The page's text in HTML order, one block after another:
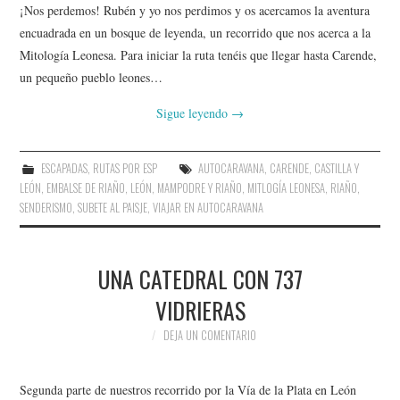
¡Nos perdemos! Rubén y yo nos perdimos y os acercamos la aventura
encuadrada en un bosque de leyenda, un recorrido que nos acerca a la
Mitología Leonesa. Para iniciar la ruta tenéis que llegar hasta Carende,
un pequeño pueblo leones…
Sigue leyendo →
ESCAPADAS, RUTAS POR ESP AUTOCARAVANA, CARENDE, CASTILLA Y
LEÓN, EMBALSE DE RIAÑO, LEÓN, MAMPODRE Y RIAÑO, MITLOGÍA LEONESA, RIAÑO,
SENDERISMO,SUBETE AL PAISJE,VIAJAR EN AUTOCARAVANA
UNA CATEDRAL CON 737
VIDRIERAS
DEJA UN COMENTARIO
Segunda parte de nuestros recorrido por la Vía de la Plata en León